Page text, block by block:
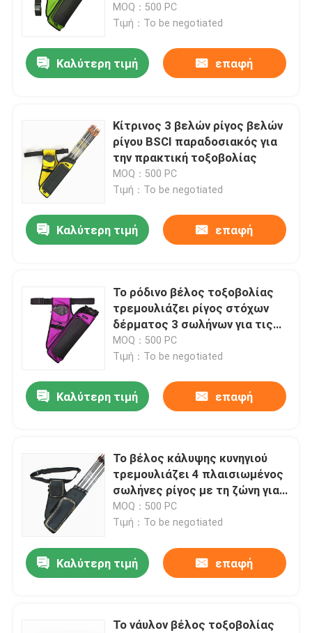
MOQ：500 PC
Τιμή：To be negotiated
Καλύτερη τιμή επαφή
Κίτρινος 3 βελών ρίγος βελών
ρίγου BSCI παραδοσιακός για
την πρακτική τοξοβολίας
MOQ：500 PC
Τιμή：To be negotiated
Καλύτερη τιμή επαφή
Το ρόδινο βέλος τοξοβολίας
τρεμουλιάζει ρίγος στόχων
δέρματος 3 σωλήνων για τις
γυναίκες
MOQ：500 PC
Τιμή：To be negotiated
Καλύτερη τιμή επαφή
Το βέλος κάλυψης κυνηγιού
τρεμουλιάζει 4 πλαισιωμένος
σωλήνες ρίγος με τη ζώνη για
τον υπαίθριο πυροβολισμό
MOQ：500 PC
Τιμή：To be negotiated
Καλύτερη τιμή επαφή
Το νάυλον βέλος τοξοβολίας